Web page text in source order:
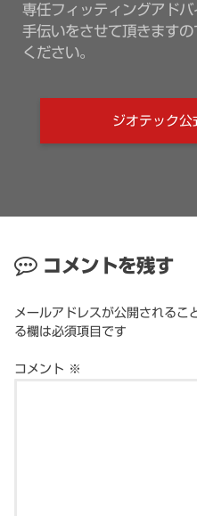
専任フィッティングアド
手伝いをさせて頂きます
ください。
ジオテック公
コメントを残す
メールアドレスが公開されるこ
る欄は必須項目です
コメント ※